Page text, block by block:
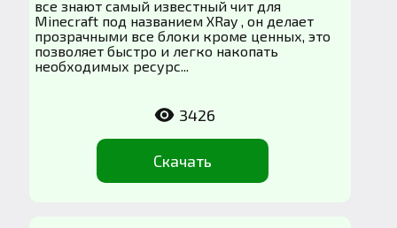
все знают самый известный чит для
Minecraft под названием XRay , он делает
прозрачными все блоки кроме ценных, это
позволяет быстро и легко накопать
необходимых ресурс...
Скачать
3426